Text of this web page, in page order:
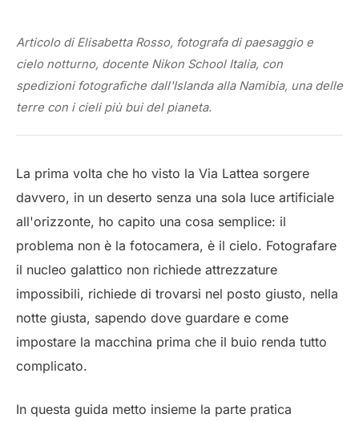
Articolo di Elisabetta Rosso, fotografa di paesaggio e
cielo notturno, docente Nikon School Italia, con
spedizioni fotografiche dall'Islanda alla Namibia, una delle
terre con i cieli più bui del pianeta.
La prima volta che ho visto la Via Lattea sorgere
davvero, in un deserto senza una sola luce artificiale
all'orizzonte, ho capito una cosa semplice: il
problema non è la fotocamera, è il cielo. Fotografare
il nucleo galattico non richiede attrezzature
impossibili, richiede di trovarsi nel posto giusto, nella
notte giusta, sapendo dove guardare e come
impostare la macchina prima che il buio renda tutto
complicato.
In questa guida metto insieme la parte pratica